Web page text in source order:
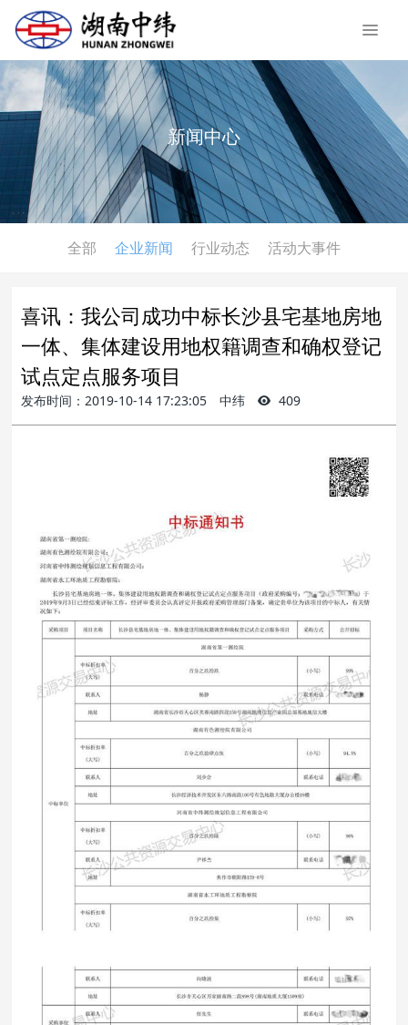
新闻中心
全部 企业新闻 行业动态 活动大事件
喜讯：我公司成功中标长沙县宅基地房地
一体、集体建设用地权籍调查和确权登记
试点定点服务项目
发布时间：2019-10-14 17:23:05 中纬 409